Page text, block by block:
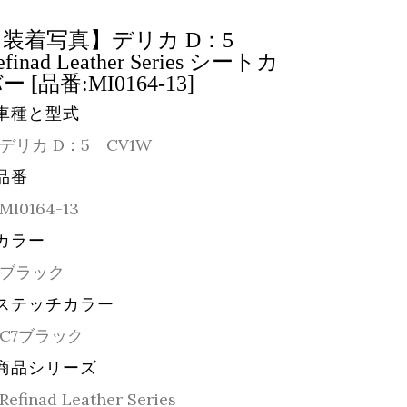
着写真】デリカ D：5
Leather Series シートカ
[品番:MI0164-13]
種と型式
デリカ D：5 CV1W
番
MI0164-13
ラー
ブラック
テッチカラー
C7ブラック
品シリーズ
Refinad Leather Series